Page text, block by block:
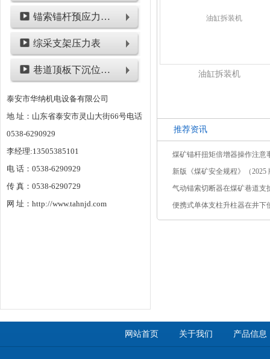
锚索锚杆预应力检测设备
综采支架压力表
巷道顶板下沉位移类仪表
泰安市华纳机电设备有限公司
地 址：山东省泰安市灵山大街66号电话
0538-6290929
李经理:13505385101
电 话：0538-6290929
传 真：0538-6290729
网 址：http://www.tahnjd.com
油缸拆装机
推荐资讯
煤矿锚杆扭矩倍增器操作注意
新版《煤矿安全规程》（2025
气动锚索切断器在煤矿巷道支
便携式单体支柱升柱器在井下
网站首页 关于我们 产品信息